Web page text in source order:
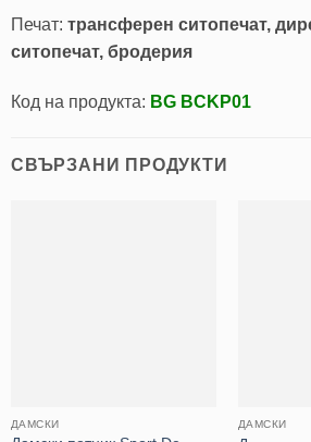
Печат: трансферен ситопечат,
ситопечат, бродерия
Код на продукта: BG BCKP01
СВЪРЗАНИ ПРОДУКТИ
ДАМСКИ ДАМСКИ